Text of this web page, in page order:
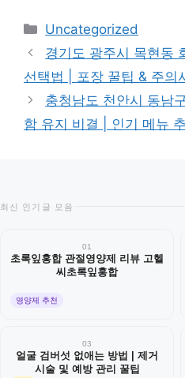
카
테
고
리
Uncategorized
경기도 광주시 목현동
선택법 | 포장 꿀팁 & 주의
충청남도 천안시 동남
함 유지 비결 | 인기 메뉴
최신 인기글 모음
01
초록잎홍합 관절영양제 리뷰 고헬
씨초록잎홍합
영양제 추천
03
얼굴 검버섯 없애는 방법 | 제거
시술 및 예방 관리 꿀팁